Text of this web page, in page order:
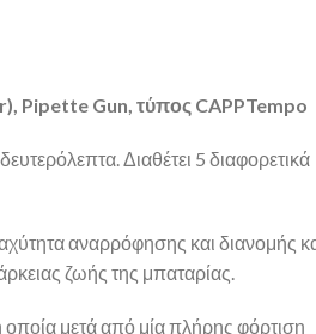
Pipette Gun, τύπος CAPPTempo
Διαθέτει 5 διαφορετικά
αναρρόφησης και διανομής
ζωής της μπαταρίας.
οποία μετά από μία πλήρης φόρτιση